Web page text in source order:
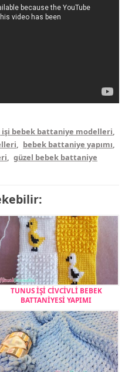
işi bebek battaniye modelleri,
, bebek battaniye yapımı,
, güzel bebek battaniye
TUNUS İŞİ CİVCİVLİ BEBEK
BATTANİYESİ YAPIMI